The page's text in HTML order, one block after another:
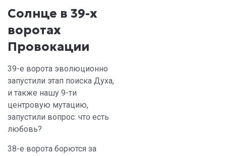
Солнце в 39-х
воротах
Провокации
39-е ворота эволюционно
запустили этап поиска Духа,
и также нашу 9-ти
центровую мутацию,
запустили вопрос: что есть
любовь?
38-е ворота борются за